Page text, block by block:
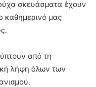
σκευάσματα έχουν
καθημερινό μας
από τη
λήψη όλων των